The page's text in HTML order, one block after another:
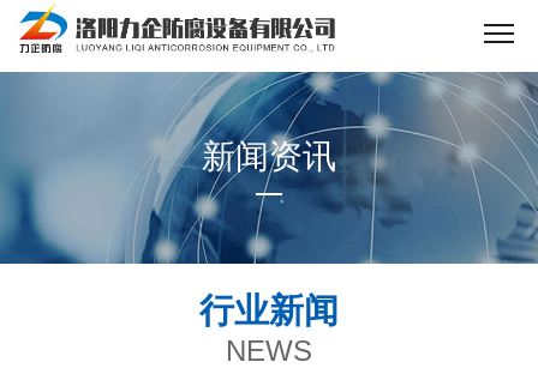
新闻资讯
行业新闻
NEWS